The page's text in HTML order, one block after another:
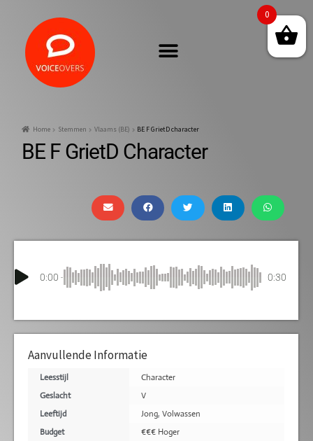
Home Stemmen Vlaams (BE) BE F GrietD character
BE F GrietD Character
0:00 0:30
Aanvullende Informatie
Leesstijl
Character
Geslacht
V
Leeftijd
Jong, Volwassen
Budget
€€€ Hoger
0